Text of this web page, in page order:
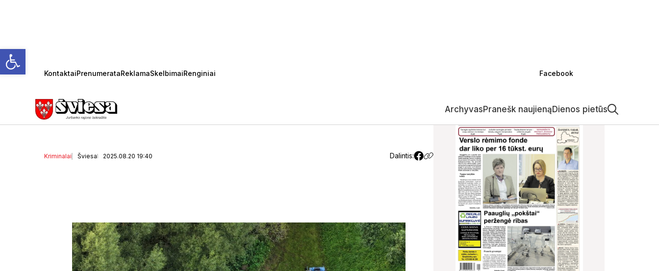
Open toolbar
KontaktaiPrenumerataReklamaSkelbimaiRenginiai Facebook
ArchyvasPranešk naujienąDienos pietūs
Griovyje žuvo traktorių vairavęs vyras (papildyta)
(5)
Kriminalai Šviesa 2025.08.20 19:40 Dalintis: